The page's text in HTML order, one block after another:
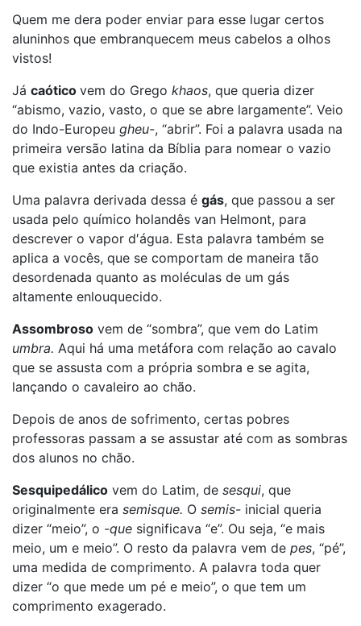
Quem me dera poder enviar para esse lugar certos
aluninhos que embranquecem meus cabelos a olhos
vistos!
Já caótico vem do Grego khaos, que queria dizer
“abismo, vazio, vasto, o que se abre largamente”. Veio
do Indo-Europeu gheu-, “abrir”. Foi a palavra usada na
primeira versão latina da Bíblia para nomear o vazio
que existia antes da criação.
Uma palavra derivada dessa é gás, que passou a ser
usada pelo químico holandês van Helmont, para
descrever o vapor d′água. Esta palavra também se
aplica a vocês, que se comportam de maneira tão
desordenada quanto as moléculas de um gás
altamente enlouquecido.
Assombroso vem de “sombra”, que vem do Latim
umbra. Aqui há uma metáfora com relação ao cavalo
que se assusta com a própria sombra e se agita,
lançando o cavaleiro ao chão.
Depois de anos de sofrimento, certas pobres
professoras passam a se assustar até com as sombras
dos alunos no chão.
Sesquipedálico vem do Latim, de sesqui, que
originalmente era semisque. O semis- inicial queria
dizer “meio”, o -que significava “e”. Ou seja, “e mais
meio, um e meio”. O resto da palavra vem de pes, “pé”,
uma medida de comprimento. A palavra toda quer
dizer “o que mede um pé e meio”, o que tem um
comprimento exagerado.